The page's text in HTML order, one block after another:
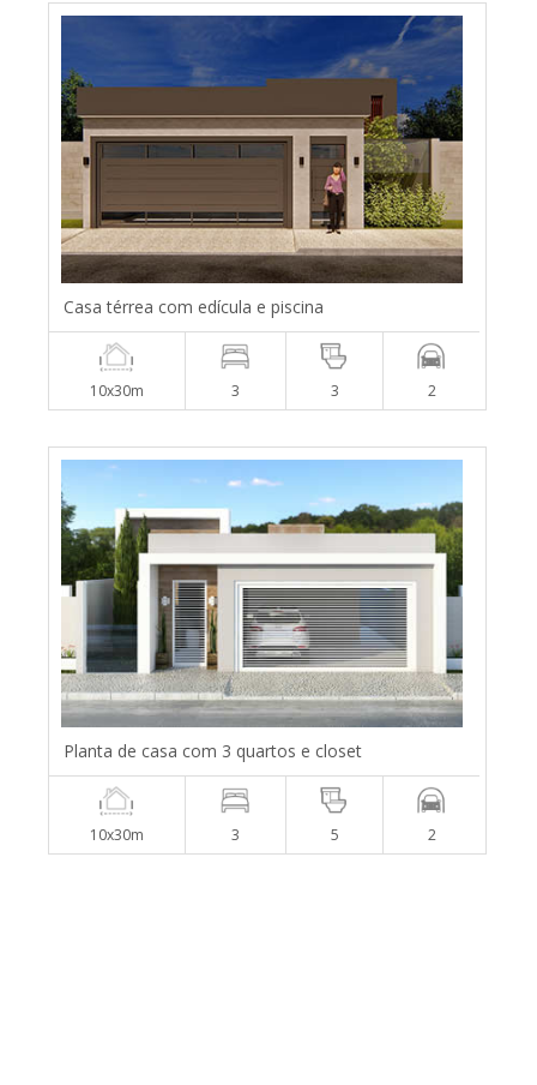
Casa térrea com edícula e piscina
10x30m 3 3 2
Planta de casa com 3 quartos e closet
10x30m 3 5 2